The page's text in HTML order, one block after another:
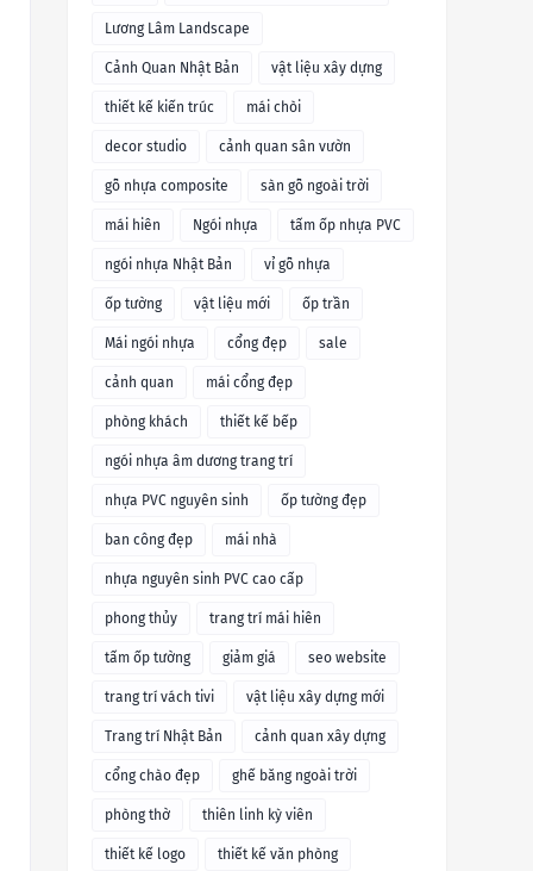
Lương Lâm Landscape
Cảnh Quan Nhật Bản vật liệu xây dựng
thiết kế kiến trúc mái chòi
decor studio cảnh quan sân vườn
gỗ nhựa composite sàn gỗ ngoài trời
mái hiên Ngói nhựa tấm ốp nhựa PVC
ngói nhựa Nhật Bản vỉ gỗ nhựa
ốp tường vật liệu mới ốp trần
Mái ngói nhựa cổng đẹp sale
cảnh quan mái cổng đẹp
phòng khách thiết kế bếp
ngói nhựa âm dương trang trí
nhựa PVC nguyên sinh ốp tường đẹp
ban công đẹp mái nhà
nhựa nguyên sinh PVC cao cấp
phong thủy trang trí mái hiên
tấm ốp tường giảm giá seo website
trang trí vách tivi vật liệu xây dựng mới
Trang trí Nhật Bản cảnh quan xây dựng
cổng chào đẹp ghế băng ngoài trời
phòng thờ thiên linh kỳ viên
thiết kế logo thiết kế văn phòng